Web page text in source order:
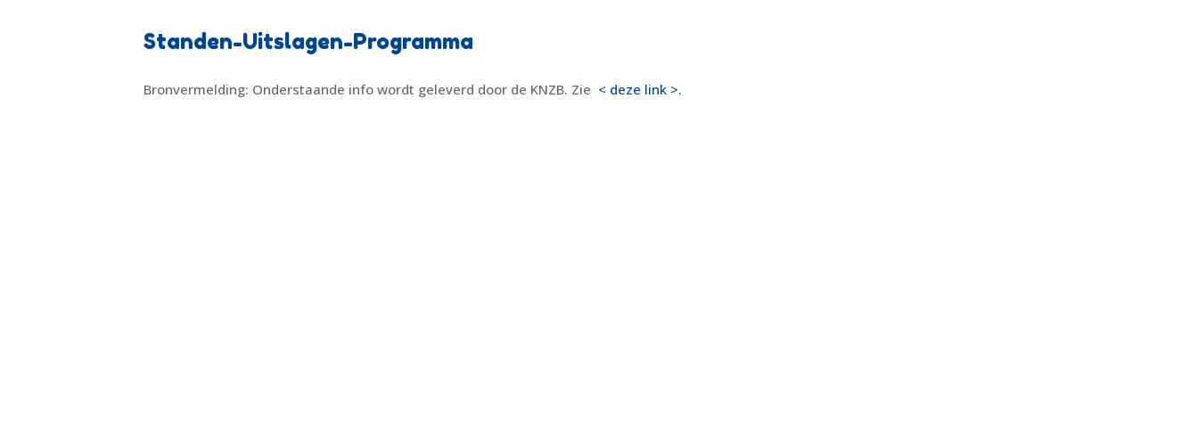
Standen-Uitslagen-Programma
Bronvermelding: Onderstaande info wordt geleverd door de KNZB. Zie < deze link >.